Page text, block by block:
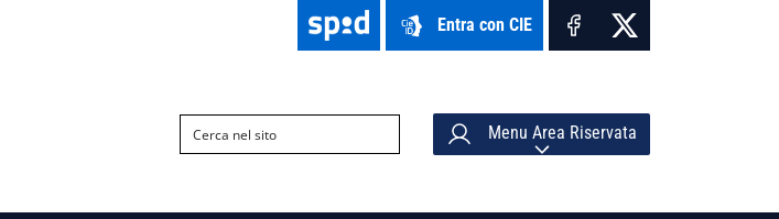
Entra con CIE
Menu Area Riservata